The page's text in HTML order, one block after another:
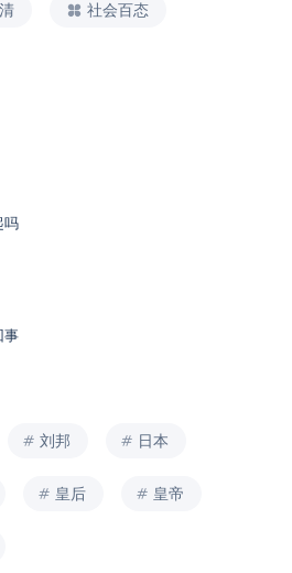
社会百态
吗
事
刘邦 日本
皇后 皇帝